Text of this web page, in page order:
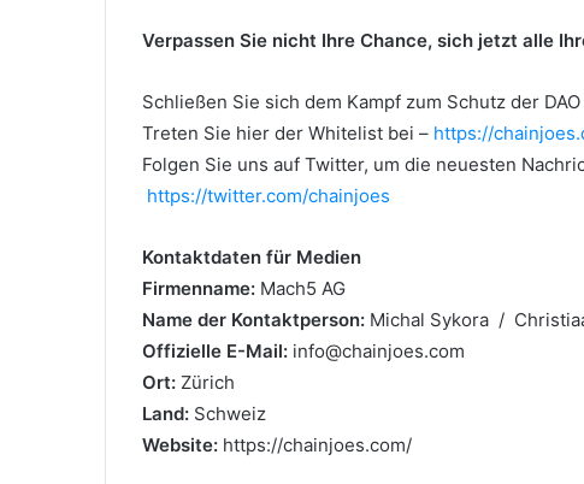
Verpassen Sie nicht Ihre Chance, sich jetzt alle
Schließen Sie sich dem Kampf zum Schutz der
Treten Sie hier der Whitelist bei – https://
Folgen Sie uns auf Twitter, um die neuesten
https://twitter.com/chainjoes
Kontaktdaten für Medien
Firmenname: Mach5 AG
Name der Kontaktperson: Michal Sykora /
Offizielle E-Mail: info@chainjoes.com
Ort: Zürich
Land: Schweiz
Website: https://chainjoes.com/